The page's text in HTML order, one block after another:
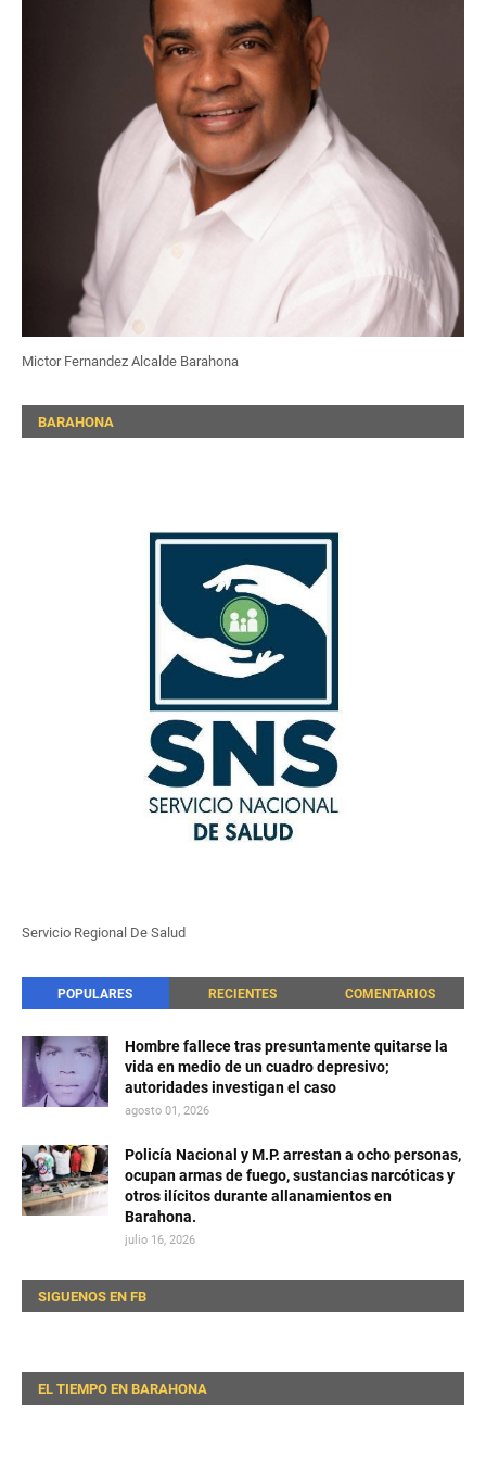
Mictor Fernandez Alcalde Barahona
BARAHONA
Servicio Regional De Salud
POPULARES RECIENTES COMENTARIOS
Hombre fallece tras presuntamente quitarse la
vida en medio de un cuadro depresivo;
autoridades investigan el caso
agosto 01, 2026
Policía Nacional y M.P. arrestan a ocho personas,
ocupan armas de fuego, sustancias narcóticas y
otros ilícitos durante allanamientos en
Barahona.
julio 16, 2026
SIGUENOS EN FB
EL TIEMPO EN BARAHONA